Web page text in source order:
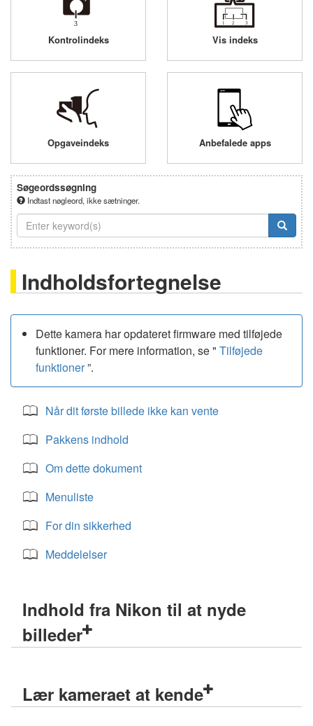
Kontrolindeks Vis indeks
Opgaveindeks Anbefalede apps
Søgeordssøgning
Indtast nøgleord, ikke sætninger.
Indholdsfortegnelse
Dette kamera har opdateret firmware med tilføjede
funktioner. For mere information, se " Tilføjede
funktioner”.
Når dit første billede ikke kan vente
Pakkens indhold
Om dette dokument
Menuliste
For din sikkerhed
Meddelelser
Indhold fra Nikon til at nyde
billeder
Lær kameraet at kende